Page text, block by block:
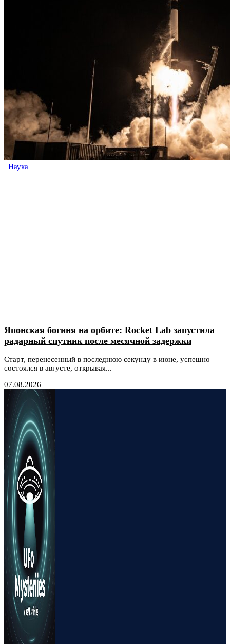
Наука
Японская богиня на орбите: Rocket Lab запустила
радарный спутник после месячной задержки
Старт, перенесенный в последнюю секунду в июне, успешно
состоялся в августе, открывая...
07.08.2026